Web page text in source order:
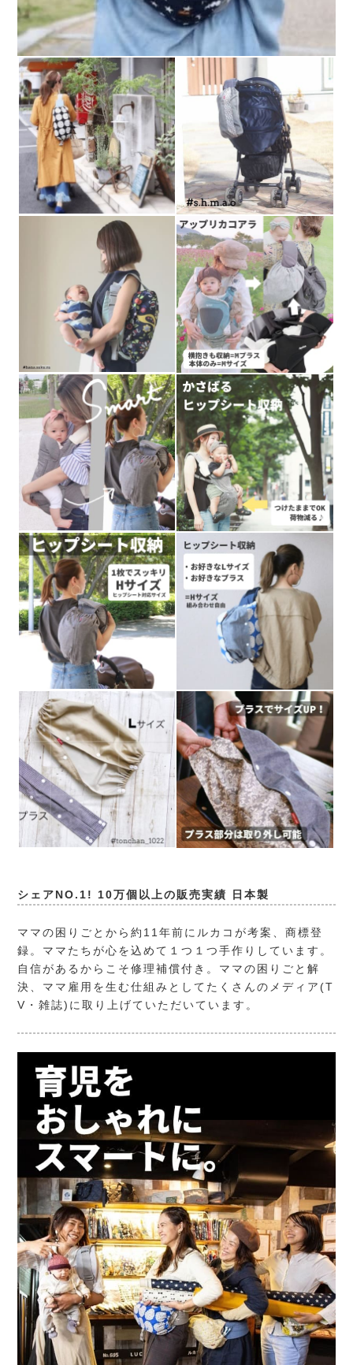
シェアNO.1! 10万個以上の販売実績 日本製
ママの困りごとから約11年前にルカコが考案、商標登
録。ママたちが心を込めて１つ１つ手作りしています。
自信があるからこそ修理補償付き。ママの困りごと解
決、ママ雇用を生む仕組みとしてたくさんのメディア(T
V・雑誌)に取り上げていただいています。